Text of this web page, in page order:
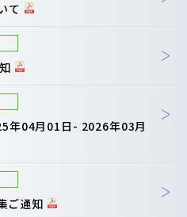
て
年04月01日- 2026年03月
ご通知